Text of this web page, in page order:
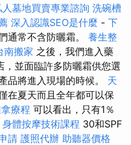
人墓地買賣專業諮詢 洗碗槽
深入認識SEO是什麼 - 下
通常不含防曬霜。 養生整
南搬家 之後，我們進入藥
，並面臨許多防曬霜供您選
品將進入現場的時候。 天
在夏天而且全年都可以保
療程 可以看出，只有1％
身體按摩技術課程 30和SPF
請 護照代辦 助聽器價格